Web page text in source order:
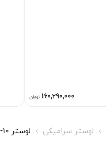
160,290,000 تومان
لوستر سرامیکی لوستر L1185-10 لوسترسازان